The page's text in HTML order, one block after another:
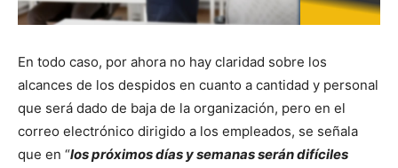
En todo caso, por ahora no hay claridad sobre los
alcances de los despidos en cuanto a cantidad y personal
que será dado de baja de la organización, pero en el
correo electrónico dirigido a los empleados, se señala
que en “los próximos días y semanas serán difíciles